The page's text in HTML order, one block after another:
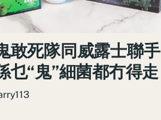
敢死隊同威露士聯手
乜“⻤”細菌都冇得走